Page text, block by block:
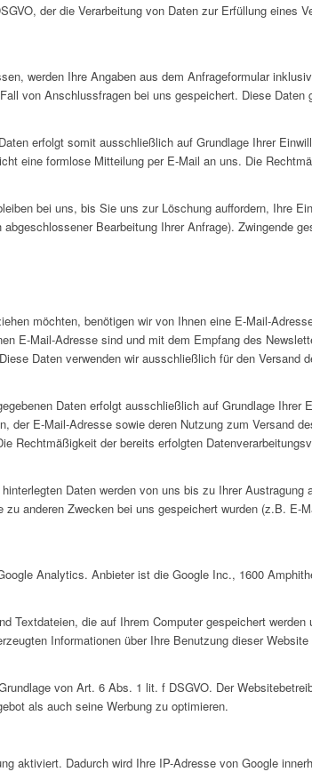
der die Verarbeitung von Daten zur Erfüllung eines
werden Ihre Angaben aus dem Anfrageformular
von Anschlussfragen bei uns gespeichert. Diese Daten
erfolgt somit ausschließlich auf Grundlage Ihrer
eine formlose Mitteilung per E-Mail an uns. Die
bei uns, bis Sie uns zur Löschung auffordern, Ihre
Bearbeitung Ihrer Anfrage). Zwingende
möchten, benötigen wir von Ihnen eine E-Mail-
E-Mail-Adresse sind und mit dem Empfang des
Daten verwenden wir ausschließlich für den Versand
Daten erfolgt ausschließlich auf Grundlage Ihrer
der E-Mail-Adresse sowie deren Nutzung zum Versand
Rechtmäßigkeit der bereits erfolgten
Daten werden von uns bis zu Ihrer Austragung
anderen Zwecken bei uns gespeichert wurden (z.B. E-
Analytics. Anbieter ist die Google Inc., 1600
Textdateien, die auf Ihrem Computer gespeichert
Informationen über Ihre Benutzung dieser
von Art. 6 Abs. 1 lit. f DSGVO. Der
als auch seine Werbung zu optimieren.
aktiviert. Dadurch wird Ihre IP-Adresse von Google